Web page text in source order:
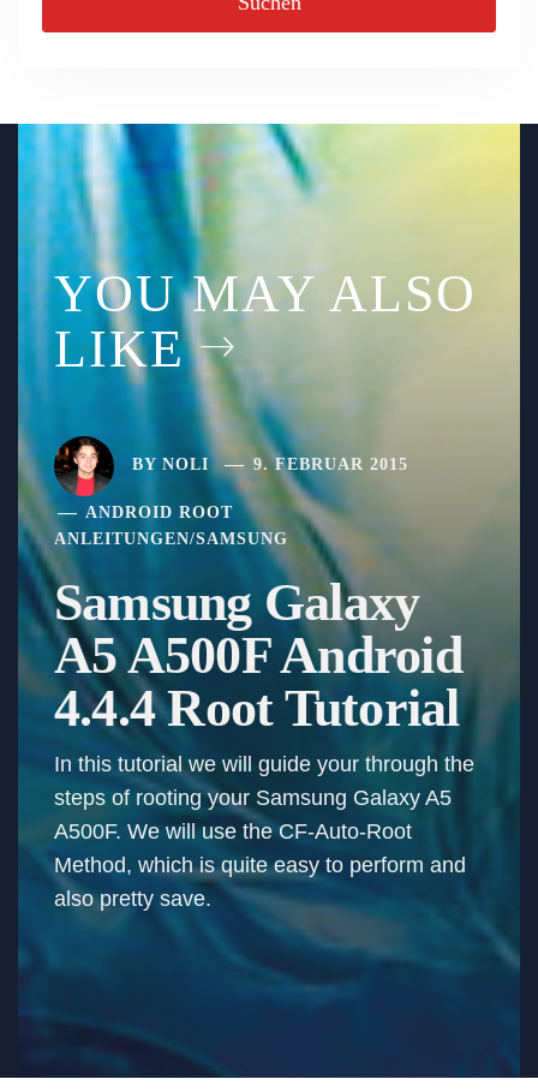
YOU MAY ALSO
LIKE
BY NOLI 9. FEBRUAR 2015
ANDROID ROOT
ANLEITUNGEN/SAMSUNG
Samsung Galaxy
A5 A500F Android
4.4.4 Root Tutorial
In this tutorial we will guide your through the
steps of rooting your Samsung Galaxy A5
A500F. We will use the CF-Auto-Root
Method, which is quite easy to perform and
also pretty save.